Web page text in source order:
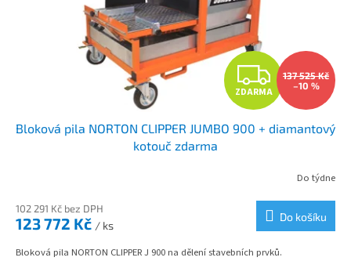
Z
D
A
M
A
ZDARMA
137 525 Kč
–10 %
Bloková pila NORTON CLIPPER JUMBO 900 + diamantový
kotouč zdarma
Do týdne
102 291 Kč bez DPH
123 772 Kč / ks
Do košíku
Bloková pila NORTON CLIPPER J 900 na dělení stavebních prvků.